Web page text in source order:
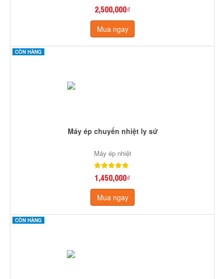
2,500,000₫
Mua ngay
CÒN HÀNG
Máy ép chuyển nhiệt ly sứ
Máy ép nhiệt
1,450,000₫
Mua ngay
CÒN HÀNG